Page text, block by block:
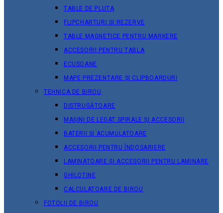
TABLE DE PLUTA
FLIPCHARTURI ȘI REZERVE
TABLE MAGNETICE PENTRU MARKERE
ACCESORII PENTRU TABLA
ECUSOANE
MAPE PREZENTARE ȘI CLIPBOARDURI
TEHNICA DE BIROU
DISTRUGĂTOARE
MAȘINI DE LEGAT SPIRALE ȘI ACCESORII
BATERII ȘI ACUMULATOARE
ACCESORII PENTRU ÎNDOSARIERE
LAMINATOARE ȘI ACCESORII PENTRU LAMINARE
GHILOTINE
CALCULATOARE DE BIROU
FOTOLII DE BIROU